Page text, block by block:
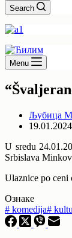
Search
Menu
Љубица
19.01.2024
U sredu
Srbislava
Ulaznice po ceni
Ознаке
# komedija#